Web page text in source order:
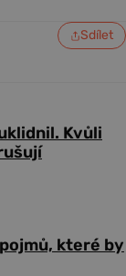
Sdílet
Kvůli
které by